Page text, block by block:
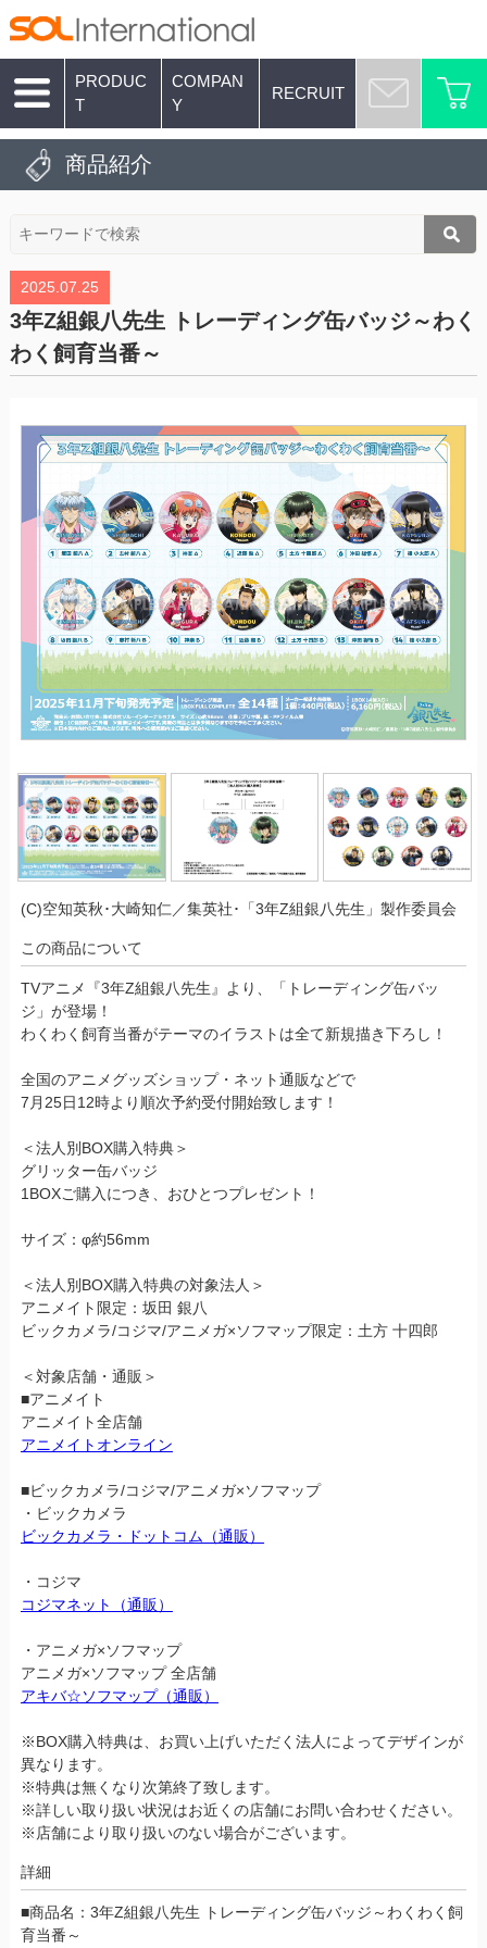
PRODUC
T
COMPAN
Y
RECRUIT
商品紹介
2025.07.25
3年Z組銀八先生 トレーディング缶バッジ～わく
わく飼育当番～
(C)空知英秋･大崎知仁／集英社･「3年Z組銀八先生」製作委員会
この商品について
TVアニメ『3年Z組銀八先生』より、「トレーディング缶バッ
ジ」が登場！
わくわく飼育当番がテーマのイラストは全て新規描き下ろし！
全国のアニメグッズショップ・ネット通販などで
7月25日12時より順次予約受付開始致します！
＜法人別BOX購入特典＞
グリッター缶バッジ
1BOXご購入につき、おひとつプレゼント！
サイズ：φ約56mm
＜法人別BOX購入特典の対象法人＞
アニメイト限定：坂田 銀八
ビックカメラ/コジマ/アニメガ×ソフマップ限定：土方 十四郎
＜対象店舗・通販＞
■アニメイト
アニメイト全店舗
アニメイトオンライン
■ビックカメラ/コジマ/アニメガ×ソフマップ
・ビックカメラ
ビックカメラ・ドットコム（通販）
・コジマ
コジマネット（通販）
・アニメガ×ソフマップ
アニメガ×ソフマップ 全店舗
アキバ☆ソフマップ（通販）
※BOX購入特典は、お買い上げいただく法人によってデザインが
異なります。
※特典は無くなり次第終了致します。
※詳しい取り扱い状況はお近くの店舗にお問い合わせください。
※店舗により取り扱いのない場合がございます。
詳細
■商品名：3年Z組銀八先生 トレーディング缶バッジ～わくわく飼
育当番～